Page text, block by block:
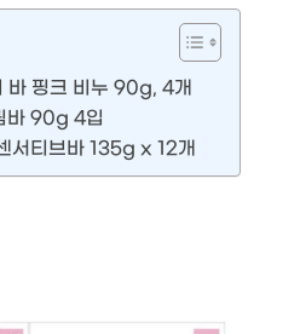
바 핑크 비누 90g, 4개
바 90g 4입
서티브바 135g x 12개